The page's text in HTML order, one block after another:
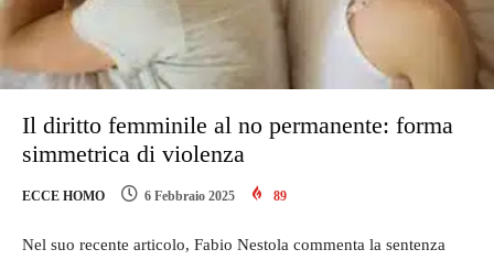
Il diritto femminile al no permanente: forma
simmetrica di violenza
ECCE HOMO 6 Febbraio 2025 89
Nel suo recente articolo, Fabio Nestola commenta la sentenza